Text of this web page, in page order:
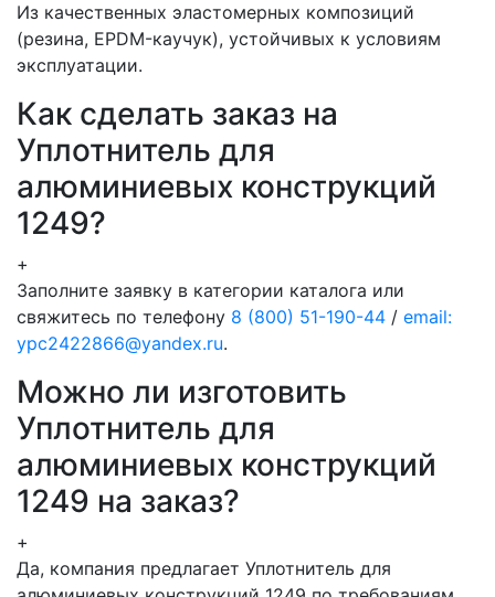
Из качественных эластомерных композиций
(резина, EPDM-каучук), устойчивых к условиям
эксплуатации.
Как сделать заказ на
Уплотнитель для
алюминиевых конструкций
1249?
+
Заполните заявку в категории каталога или
свяжитесь по телефону 8 (800) 51-190-44 / email:
ypc2422866@yandex.ru.
Можно ли изготовить
Уплотнитель для
алюминиевых конструкций
1249 на заказ?
+
Да, компания предлагает Уплотнитель для